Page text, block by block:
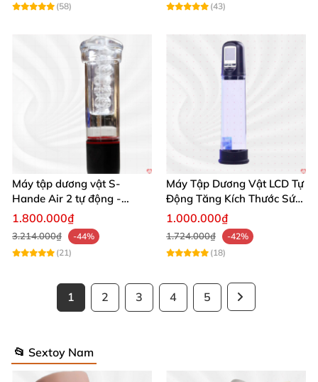
(58)
(43)
Máy tập dương vật S-
Hande Air 2 tự động -
Rung, Hút, Tăng kích thước
1.800.000₫
3.214.000₫
-44%
(21)
Máy Tập Dương Vật LCD Tự
Động Tăng Kích Thước Sức
Bền
1.000.000₫
1.724.000₫
-42%
(18)
1 2 3 4 5
📂 Sextoy Nam